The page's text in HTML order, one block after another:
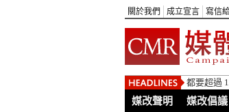
關於我們 成立宣言 寫信
都要超過
媒改聲明 媒改倡議